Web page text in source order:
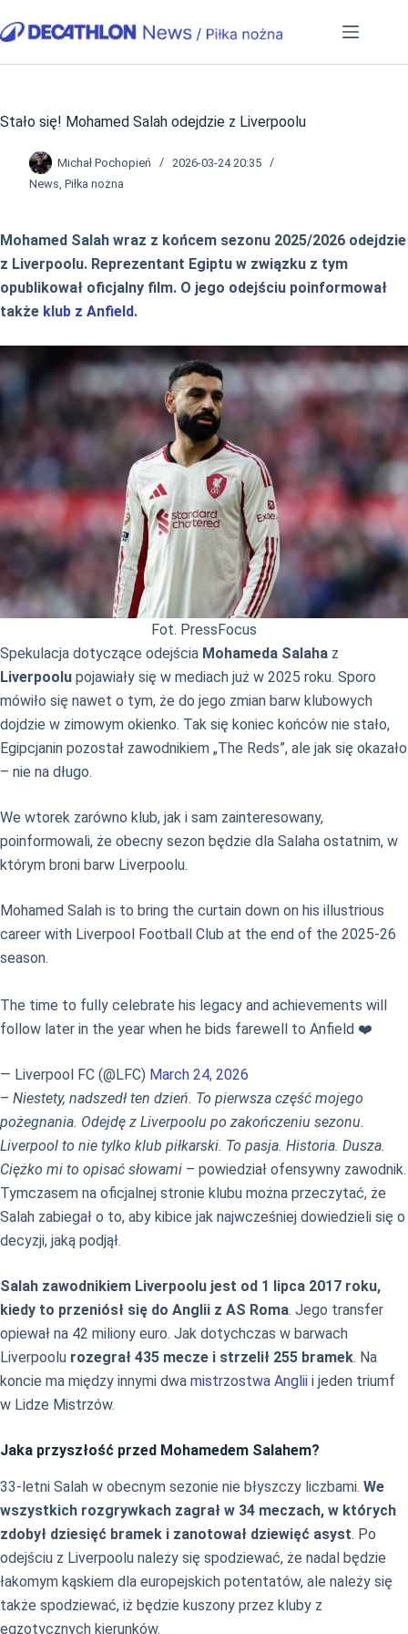
do
Stało się! Mohamed Salah odejdzie z Liverpoolu
Michał Pochopień
2026-03-24 20:35
News, Piłka nożna
Mohamed Salah wraz z końcem sezonu 2025/2026 odejdzie
z Liverpoolu. Reprezentant Egiptu w związku z tym
opublikował oficjalny film. O jego odejściu poinformował
także klub z Anfield.
Fot. PressFocus
Spekulacja dotyczące odejścia Mohameda Salaha z
Liverpoolu pojawiały się w mediach już w 2025 roku. Sporo
mówiło się nawet o tym, że do jego zmian barw klubowych
dojdzie w zimowym okienko. Tak się koniec końców nie stało,
Egipcjanin pozostał zawodnikiem „The Reds”, ale jak się okazało
– nie na długo.
We wtorek zarówno klub, jak i sam zainteresowany,
poinformowali, że obecny sezon będzie dla Salaha ostatnim, w
którym broni barw Liverpoolu.
Mohamed Salah is to bring the curtain down on his illustrious
career with Liverpool Football Club at the end of the 2025-26
season.
The time to fully celebrate his legacy and achievements will
follow later in the year when he bids farewell to Anfield ❤️
— Liverpool FC (@LFC) March 24, 2026
– Niestety, nadszedł ten dzień. To pierwsza część mojego
pożegnania. Odejdę z Liverpoolu po zakończeniu sezonu.
Liverpool to nie tylko klub piłkarski. To pasja. Historia. Dusza.
Ciężko mi to opisać słowami – powiedział ofensywny zawodnik.
Tymczasem na oficjalnej stronie klubu można przeczytać, że
Salah zabiegał o to, aby kibice jak najwcześniej dowiedzieli się o
decyzji, jaką podjął.
Salah zawodnikiem Liverpoolu jest od 1 lipca 2017 roku,
kiedy to przeniósł się do Anglii z AS Roma. Jego transfer
opiewał na 42 miliony euro. Jak dotychczas w barwach
Liverpoolu rozegrał 435 mecze i strzelił 255 bramek. Na
koncie ma między innymi dwa mistrzostwa Anglii i jeden triumf
w Lidze Mistrzów.
Jaka przyszłość przed Mohamedem Salahem?
33-letni Salah w obecnym sezonie nie błyszczy liczbami. We
wszystkich rozgrywkach zagrał w 34 meczach, w których
zdobył dziesięć bramek i zanotował dziewięć asyst. Po
odejściu z Liverpoolu należy się spodziewać, że nadal będzie
łakomym kąskiem dla europejskich potentatów, ale należy się
także spodziewać, iż będzie kuszony przez kluby z
egzotycznych kierunków.